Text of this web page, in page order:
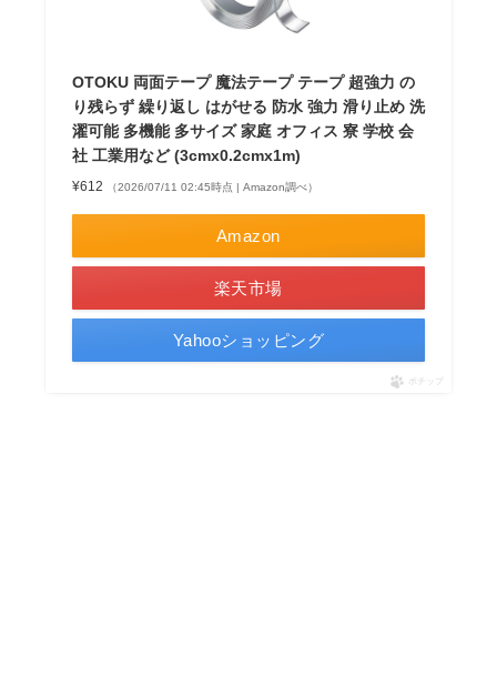
OTOKU 両面テープ 魔法テープ テープ 超強力 の
り残らず 繰り返し はがせる 防水 強力 滑り止め 洗
濯可能 多機能 多サイズ 家庭 オフィス 寮 学校 会
社 工業用など (3cmx0.2cmx1m)
¥612 （2026/07/11 02:45時点 | Amazon調べ）
Amazon
楽天市場
Yahooショッピング
ポチップ